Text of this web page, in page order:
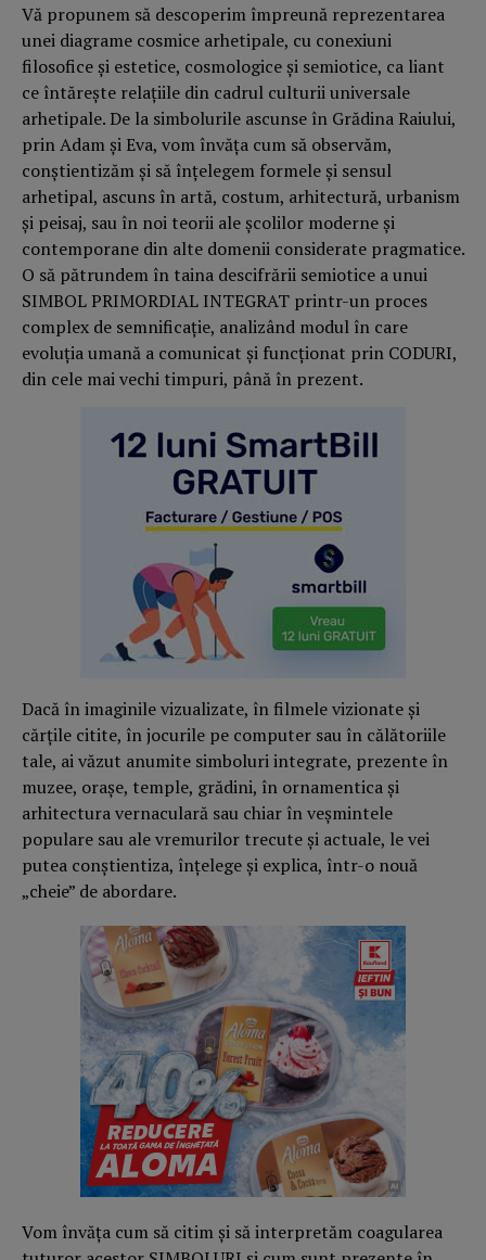
Vă propunem să descoperim împreună reprezentarea
unei diagrame cosmice arhetipale, cu conexiuni
filosofice şi estetice, cosmologice şi semiotice, ca liant
ce întăreşte relaţiile din cadrul culturii universale
arhetipale. De la simbolurile ascunse în Grădina Raiului,
prin Adam şi Eva, vom învăţa cum să observăm,
conştientizăm şi să înţelegem formele şi sensul
arhetipal, ascuns în artă, costum, arhitectură, urbanism
şi peisaj, sau în noi teorii ale şcolilor moderne şi
contemporane din alte domenii considerate pragmatice.
O să pătrundem în taina descifrării semiotice a unui
SIMBOL PRIMORDIAL INTEGRAT printr-un proces
complex de semnificaţie, analizând modul în care
evoluţia umană a comunicat şi funcţionat prin CODURI,
din cele mai vechi timpuri, până în prezent.
Dacă în imaginile vizualizate, în filmele vizionate şi
cărţile citite, în jocurile pe computer sau în călătoriile
tale, ai văzut anumite simboluri integrate, prezente în
muzee, oraşe, temple, grădini, în ornamentica şi
arhitectura vernaculară sau chiar în veşmintele
populare sau ale vremurilor trecute şi actuale, le vei
putea conştientiza, înţelege şi explica, într-o nouă
„cheie” de abordare.
Vom învăţa cum să citim şi să interpretăm coagularea